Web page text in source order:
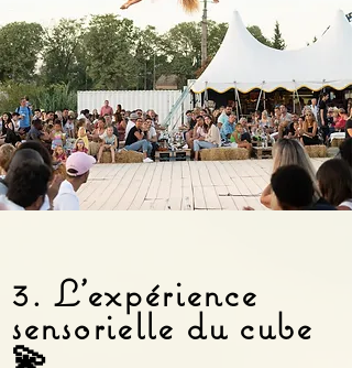
3. L’expérience
sensorielle du cube